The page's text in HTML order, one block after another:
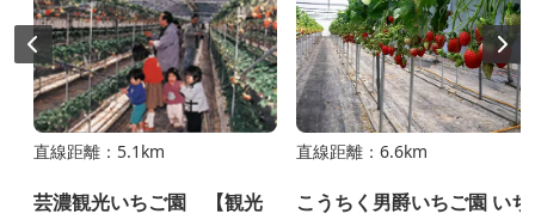
直線距離：5.1km
芸濃観光いちご園 【観光
直線距離：6.6km
こうちく男爵いちご園 いち